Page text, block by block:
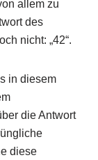
allem zu
des
nicht: „42“.
in diesem
die Antwort
diese